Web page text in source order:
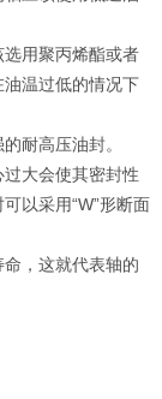
用聚丙烯酯或者
温过低的情况下
耐高压油封。
大会使其密封性
以采用“W”形断面
，这就代表轴的